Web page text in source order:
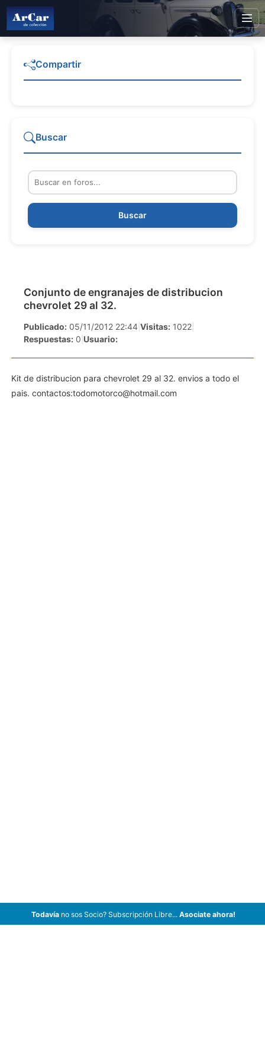
Conjunto de engranajes de distribucion
chevrolet 29 al 32.
Publicado: 05/11/2012 22:44 Visitas: 1022
Respuestas: 0 Usuario:
Kit de distribucion para chevrolet 29 al 32. envios a todo el
pais. contactos:todomotorco@hotmail.com
Compartir
Buscar
Buscar
Todavíano sos Socio? Subscripción Libre... Asociate ahora!